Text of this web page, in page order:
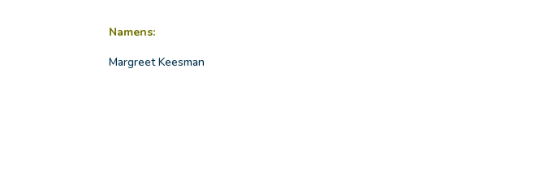
Namens:
Margreet Keesman